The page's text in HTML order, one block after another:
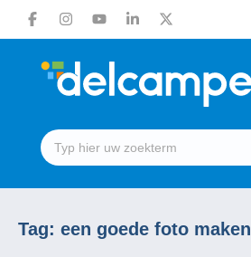
Tag: een goede foto maken